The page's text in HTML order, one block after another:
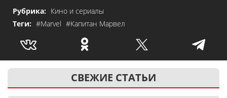
Рубрика: Кино и сериалы
Теги: #Marvel #Капитан Марвел
СВЕЖИЕ СТАТЬИ